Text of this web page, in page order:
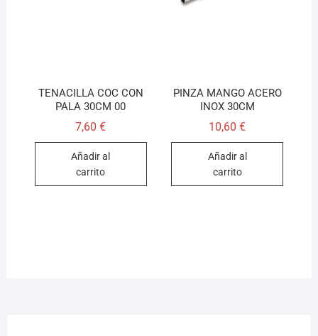
TENACILLA COC CON
PALA 30CM 00
7,60€
Añadir al
carrito
PINZA MANGO ACERO
INOX 30CM
10,60€
Añadir al
carrito